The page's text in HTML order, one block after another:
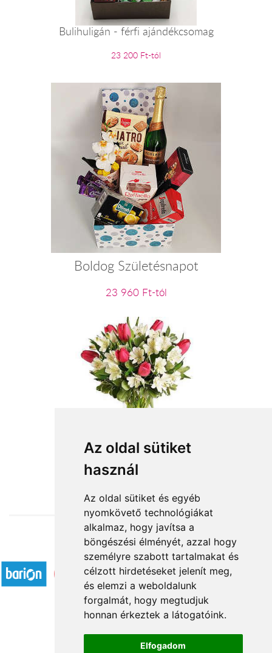
Az oldal sütiket
használ
Az oldal sütiket és egyéb
nyomkövető technológiákat
alkalmaz, hogy javítsa a
böngészési élményét, azzal hogy
személyre szabott tartalmakat és
célzott hirdetéseket jelenít meg,
és elemzi a weboldalunk
forgalmát, hogy megtudjuk
honnan érkeztek a látogatóink.
Elfogadom
Bulihuligán - férfi ajándékcsomag
23 200 Ft-tól
Boldog Születésnapot
23 960 Ft-tól
Tavaszi zsongás
30 000 Ft-tól
Elfogadott fizetési módok
Á.SZ.F.